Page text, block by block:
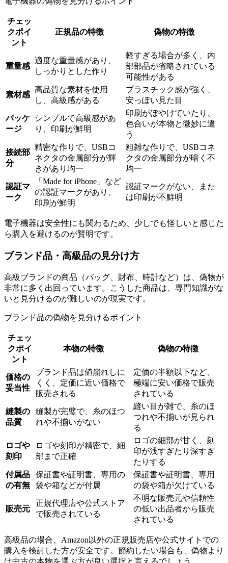
チェッ
クポイ
ント
正規品の特徴 偽物の特徴
重量感
適度な重量感があり、
しっかりとした作り
軽すぎる場合が多く、内
部部品が省略されている
可能性がある
素材感
高品質な素材を使用
し、高級感がある
プラスチック感が強く、
安っぽい見た目
パッケ
ージ
シンプルで高級感があ
り、印刷が鮮明
印刷がぼやけていたり、
色合いが本物と微妙に違
う
接続部
分
精密な作りで、USBコ
ネクタの金属部分が輝
きがあり均一
粗雑な作りで、USBコネ
クタの金属部分が暗く不
均一
認証マ
ーク
「Made for iPhone」など
の認証マークがあり、
印刷が鮮明
認証マークがない、また
は印刷が不鮮明
電子機器は安全性にも関わるため、少しでも怪しいと感じた
ら購入を避けるのが賢明です。
ブランド品・高級品の見分け方
高級ブランドの商品（バッグ、財布、時計など）は、偽物が
非常に多く出回っています。こうした商品は、専門知識がな
いと見分けるのが難しいのが現実です。
ブランド品の偽物を見分けるポイント
チェッ
クポイ
ント
本物の特徴 偽物の特徴
価格の
妥当性
ブランド品は値崩れしに
くく、定価に近い価格で
販売される
定価の半額以下など、
極端に安い価格で販売
されている
縫製の
品質
縫製が完璧で、糸のほつ
れや不揃いがない
縫い目が雑で、糸のほ
つれや不揃いが見られ
る
ロゴや
刻印
ロゴや刻印が精密で、細
部まで正確
ロゴの細部が甘く、刻
印が浅すぎたり深すぎ
たりする
付属品
の有無
保証書や証明書、専用の
袋や箱などが付属
保証書や証明書、専用
の袋や箱が欠けている
販売元
正規代理店や公式ストア
で販売されている
不明な販売元や信頼性
の低い出品者から販売
されている
高級品の場合、Amazon以外の正規販売店や公式サイトでの
購入を検討した方が安全です。節約したい場合も、偽物より
は中古の本物を選ぶ方が良い選択と言えるでしょう。